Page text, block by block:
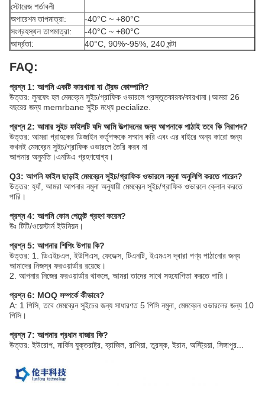
স্টোরেজ শর্তাবলী
অপারেশন তাপমাত্রা:
-40°C ~ +80°C
সংগ্রহস্থল তাপমাত্রা:
-40°C ~ +80°C
আর্দ্রতা:
40°C, 90%~95%, 240 ঘন্টা
FAQ:
প্রশ্ন 1: আপনি একটি কারখানা বা ট্রেড কোম্পানি?
উত্তর: লুনফেং হল মেমব্রেন সুইচ/গ্রাফিক ওভারলে প্রস্তুতকারক/কারখানা।আমরা 26
বছরের জন্য memrbane সুইচ মধ্যে pecialize.
প্রশ্ন 2: আমার সুইচ ফাইলটি যদি আমি উত্পাদনের জন্য আপনাকে পাঠাই তবে কি নিরাপদ?
উত্তর: আমরা গ্রাহকের ডিজাইন কর্তৃপক্ষকে সম্মান করি এবং এর বাইরে অন্য কারো জন্য
কখনই মেমব্রেন সুইচ/গ্রাফিক ওভারলে তৈরি করব না
আপনার অনুমতি।এনডিএ গ্রহণযোগ্য।
Q3: আপনি ফাইল ছাড়াই মেমব্রেন সুইচ/গ্রাফিক ওভারলে নমুনা অনুলিপি করতে পারেন?
উত্তর: হ্যাঁ, আমরা আপনার নমুনা অনুযায়ী মেমব্রেন সুইচ/গ্রাফিক ওভারলে ক্লোন করতে
পারি।
প্রশ্ন 4: আপনি কোন পেমেন্ট গ্রহণ করেন?
উঃ টিটি/ওয়েস্টার্ন ইউনিয়ন।
প্রশ্ন 5: আপনার শিপিং উপায় কি?
উত্তর: 1. ডিএইচএল, ইউপিএস, ফেডেক্স, টিএনটি, ইএমএস দ্বারা পণ্য পাঠানোর জন্য
আমাদের নিজস্ব ফরওয়ার্ডার রয়েছে।
2. আপনার নিজের ফরওয়ার্ডার থাকলে, আমরা তাদের সাথে সহযোগিতা করতে পারি।
প্রশ্ন 6: MOQ সম্পর্কে কীভাবে?
A: 1 পিসি, তবে মেমব্রেন সুইচের জন্য সাধারণত 5 পিসি নমুনা, মেমব্রেন ওভারলের জন্য 10
পিসি।
প্রশ্ন 7: আপনার প্রধান বাজার কি?
উত্তর: ইউরোপ, মার্কিন যুক্তরাষ্ট্র, ব্রাজিল, রাশিয়া, তুরস্ক, ইরান, অস্ট্রিয়া, সিঙ্গাপুর...